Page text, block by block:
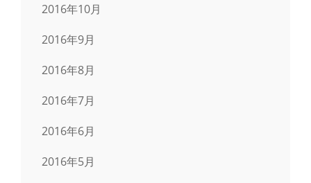
2016年10月
2016年9月
2016年8月
2016年7月
2016年6月
2016年5月